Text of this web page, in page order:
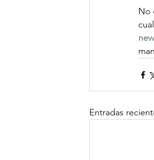
No
Entradas